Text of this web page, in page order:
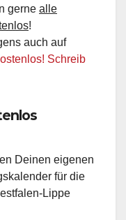
gerne alle
!
auch auf
Schreib
Deinen eigenen
für die
Lippe